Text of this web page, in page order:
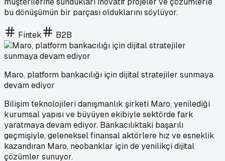
bu dönüşümün bir parçası olduklarını söylüyor.
Fintek B2B
Maro, platform bankacılığı için dijital stratejiler sunmaya
devam ediyor
Bilişim teknolojileri danışmanlık şirketi Maro, yenilediği
kurumsal yapısı ve büyüyen ekibiyle sektörde fark
yaratmaya devam ediyor. Bankacılıktaki başarılı
geçmişiyle, geleneksel finansal aktörlere hız ve esneklik
kazandıran Maro, neobanklar için de yenilikçi dijital
çözümler sunuyor.